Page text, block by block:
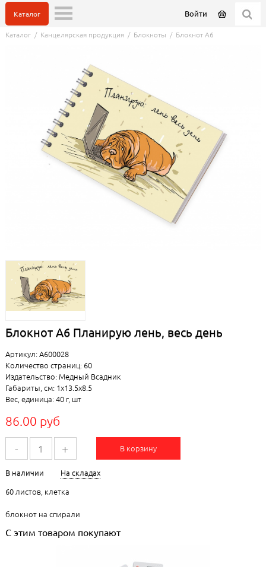
Войти
Каталог
Каталог/ Канцелярская продукция/ Блокноты / Блокнот А6
Блокнот А6 Планирую лень, весь день
Артикул: А600028
Количество страниц: 60
Издательство: Медный Всадник
Габариты, см: 1x13.5x8.5
Вес, единица: 40 г, шт
86.00 руб
- + В корзину
В наличии
На складах
60 листов, клетка
блокнот на спирали
С этим товаром покупают